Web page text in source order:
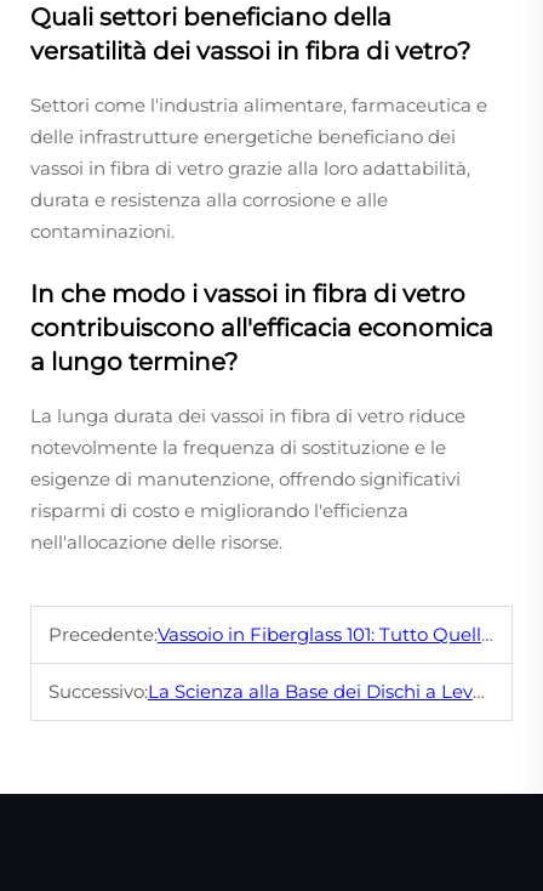
Quali settori beneficiano della
versatilità dei vassoi in fibra di vetro?
Settori come l'industria alimentare, farmaceutica e
delle infrastrutture energetiche beneficiano dei
vassoi in fibra di vetro grazie alla loro adattabilità,
durata e resistenza alla corrosione e alle
contaminazioni.
In che modo i vassoi in fibra di vetro
contribuiscono all'efficacia economica
a lungo termine?
La lunga durata dei vassoi in fibra di vetro riduce
notevolmente la frequenza di sostituzione e le
esigenze di manutenzione, offrendo significativi
risparmi di costo e migliorando l'efficienza
nell'allocazione delle risorse.
Precedente:Vassoio in Fiberglass 101: Tutto Quello che Devi Sapere per Effettuare l'Acquisto Corretto
Successivo:La Scienza alla Base dei Dischi a Leva: Comprendere la Tecnologia per Risultati Migliori